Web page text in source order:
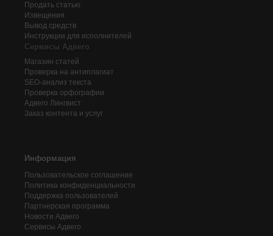
Продать статью
Извещения
Вывод средств
Инструкции для исполнителей
Сервисы Адвего
Магазин статей
Проверка на антиплагиат
SEO-анализ текста
Проверка орфографии
Адвего Лингвист
Заказ контента и услуг
Информация
Пользовательское соглашение
Политика конфиденциальности
Поддержка пользователей
Партнерская программа
Новости Адвего
Сервисы Адвего